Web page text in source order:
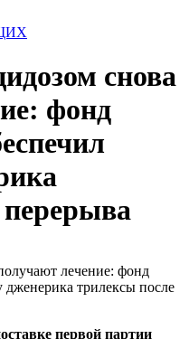
снова
фонд
первой партии